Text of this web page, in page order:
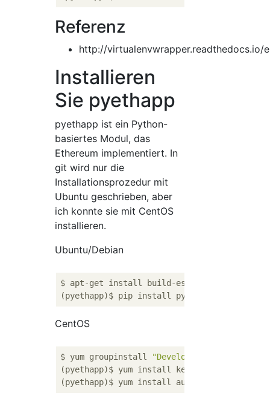
Referenz
http://virtualenvwrapper.readthedocs.io/
Installieren
Sie pyethapp
pyethapp ist ein Python-
basiertes Modul, das
Ethereum implementiert. In
git wird nur die
Installationsprozedur mit
Ubuntu geschrieben, aber
ich konnte sie mit CentOS
installieren.
Ubuntu/Debian
$ apt-get install build-essential
CentOS
$ yum groupinstall
"Development Tools"
(pyethapp)$ yum install kernel-devel